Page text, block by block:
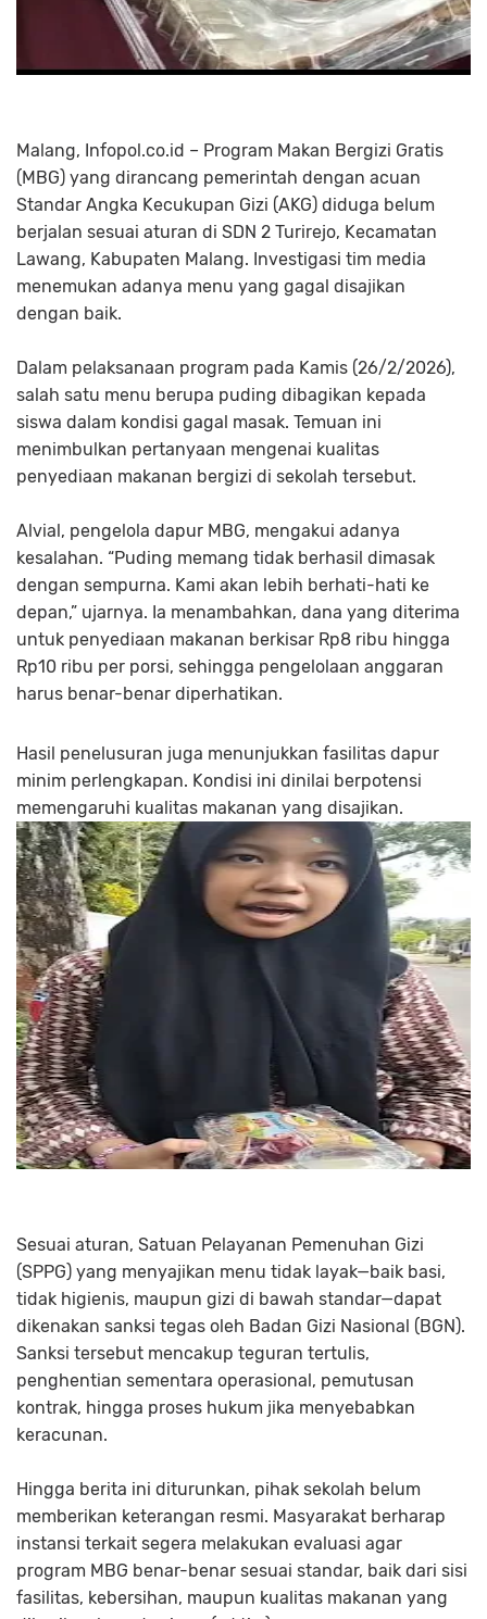
Malang, Infopol.co.id – Program Makan Bergizi Gratis
(MBG) yang dirancang pemerintah dengan acuan
Standar Angka Kecukupan Gizi (AKG) diduga belum
berjalan sesuai aturan di SDN 2 Turirejo, Kecamatan
Lawang, Kabupaten Malang. Investigasi tim media
menemukan adanya menu yang gagal disajikan
dengan baik.
Dalam pelaksanaan program pada Kamis (26/2/2026),
salah satu menu berupa puding dibagikan kepada
siswa dalam kondisi gagal masak. Temuan ini
menimbulkan pertanyaan mengenai kualitas
penyediaan makanan bergizi di sekolah tersebut.
Alvial, pengelola dapur MBG, mengakui adanya
kesalahan. “Puding memang tidak berhasil dimasak
dengan sempurna. Kami akan lebih berhati-hati ke
depan,” ujarnya. Ia menambahkan, dana yang diterima
untuk penyediaan makanan berkisar Rp8 ribu hingga
Rp10 ribu per porsi, sehingga pengelolaan anggaran
harus benar-benar diperhatikan.
Hasil penelusuran juga menunjukkan fasilitas dapur
minim perlengkapan. Kondisi ini dinilai berpotensi
memengaruhi kualitas makanan yang disajikan.
Sesuai aturan, Satuan Pelayanan Pemenuhan Gizi
(SPPG) yang menyajikan menu tidak layak—baik basi,
tidak higienis, maupun gizi di bawah standar—dapat
dikenakan sanksi tegas oleh Badan Gizi Nasional (BGN).
Sanksi tersebut mencakup teguran tertulis,
penghentian sementara operasional, pemutusan
kontrak, hingga proses hukum jika menyebabkan
keracunan.
Hingga berita ini diturunkan, pihak sekolah belum
memberikan keterangan resmi. Masyarakat berharap
instansi terkait segera melakukan evaluasi agar
program MBG benar-benar sesuai standar, baik dari sisi
fasilitas, kebersihan, maupun kualitas makanan yang